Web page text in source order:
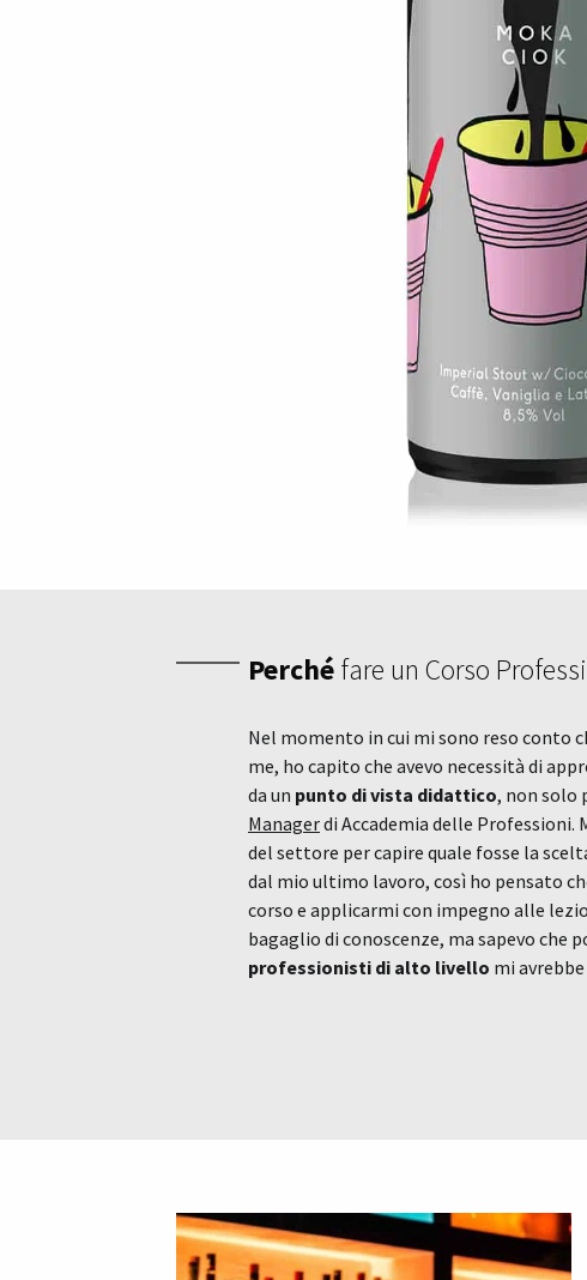
Perchéfare un Corso
Nel momento in cui mi sono reso conto
me, ho capito che avevo necessità di
da un punto di vista didattico, non solo
Managerdi Accademia delle
del settore per capire quale fosse la
dal mio ultimo lavoro, così ho pensato
corso e applicarmi con impegno alle
bagaglio di conoscenze, ma sapevo che
professionisti di alto livello mi